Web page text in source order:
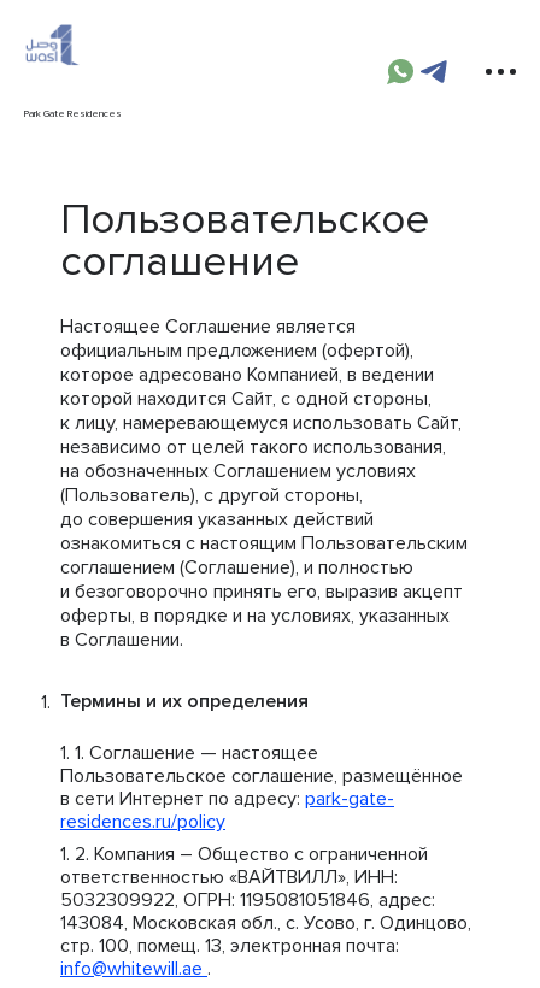
Park Gate Residences
Пользовательское
соглашение
Настоящее Соглашение является
официальным предложением (офертой),
которое адресовано Компанией, в ведении
которой находится Сайт, с одной стороны,
к лицу, намеревающемуся использовать Сайт,
независимо от целей такого использования,
на обозначенных Соглашением условиях
(Пользователь), с другой стороны,
до совершения указанных действий
ознакомиться с настоящим Пользовательским
соглашением (Соглашение), и полностью
и безоговорочно принять его, выразив акцепт
оферты, в порядке и на условиях, указанных
в Соглашении.
Термины и их определения
Соглашение — настоящее
Пользовательское соглашение, размещённое
в сети Интернет по адресу: park-gate-
residences.ru/policy
Компания – Общество с ограниченной
ответственностью «ВАЙТВИЛЛ», ИНН:
5032309922, ОГРН: 1195081051846, адрес:
143084, Московская обл., с. Усово, г. Одинцово,
стр. 100, помещ. 13, электронная почта:
info@whitewill.ae .